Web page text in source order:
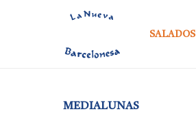
SALADOS
MEDIALUNAS